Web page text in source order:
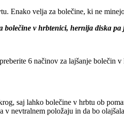
Enako velja za bolečine, ki ne
v hrbtenici, hernija diska pa
6 načinov za lajšanje bolečin v
saj lahko bolečine v hrbtu ob
nevtralnem položaju in da bo